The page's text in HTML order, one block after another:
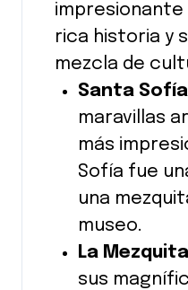
rica historia y
mezcla de
Santa Sofía
maravillas
más
Sofía fue
una
museo.
La Mezquita
sus